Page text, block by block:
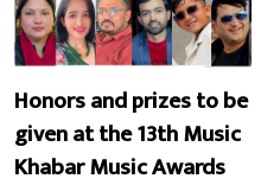
Honors and prizes to be
given at the 13th Music
Khabar Music Awards